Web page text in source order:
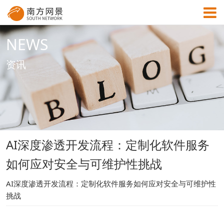
MENU
首页
成功案例
解决方案
资讯中心
NEWS
资讯
AI深度渗透开发流程：定制化软件服务
如何应对安全与可维护性挑战
AI深度渗透开发流程：定制化软件服务如何应对安全与可维护性
挑战